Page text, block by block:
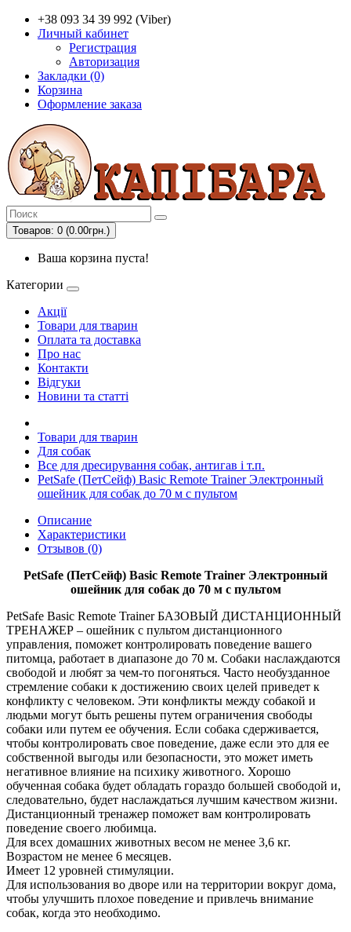
+38 093 34 39 992 (Viber)
Личный кабинет
Регистрация
Авторизация
Закладки (0)
Корзина
Оформление заказа
Товаров: 0 (0.00грн.)
Ваша корзина пуста!
Категории
Акції
Товари для тварин
Оплата та доставка
Про нас
Контакти
Відгуки
Новини та статті
Товари для тварин
Для собак
Все для дресирування собак, антигав і т.п.
PetSafe (ПетСейф) Basic Remote Trainer Электронный
ошейник для собак до 70 м с пультом
Описание
Характеристики
Отзывов (0)
PetSafe (ПетСейф) Basic Remote Trainer Электронный
ошейник для собак до 70 м с пультом
PetSafe Basic Remote Trainer БАЗОВЫЙ ДИСТАНЦИОННЫЙ
ТРЕНАЖЕР – ошейник с пультом дистанционного
управления, поможет контролировать поведение вашего
питомца, работает в диапазоне до 70 м. Собаки наслаждаются
свободой и любят за чем-то погоняться. Часто необузданное
стремление собаки к достижению своих целей приведет к
конфликту с человеком. Эти конфликты между собакой и
людьми могут быть решены путем ограничения свободы
собаки или путем ее обучения. Если собака сдерживается,
чтобы контролировать свое поведение, даже если это для ее
собственной выгоды или безопасности, это может иметь
негативное влияние на психику животного. Хорошо
обученная собака будет обладать гораздо большей свободой и,
следовательно, будет наслаждаться лучшим качеством жизни.
Дистанционный тренажер поможет вам контролировать
поведение своего любимца.
Для всех домашних животных весом не менее 3,6 кг.
Возрастом не менее 6 месяцев.
Имеет 12 уровней стимуляции.
Для использования во дворе или на территории вокруг дома,
чтобы улучшить плохое поведение и привлечь внимание
собак, когда это необходимо.